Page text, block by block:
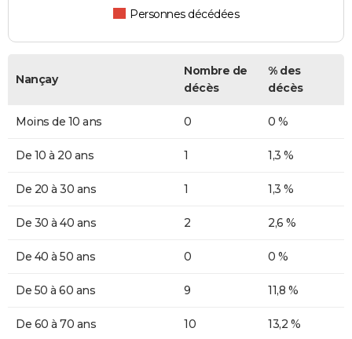
Personnes décédées
Nançay
Nombre de
décès
% des
décès
Moins de 10 ans 0 0 %
De 10 à 20 ans 1 1,3 %
De 20 à 30 ans 1 1,3 %
De 30 à 40 ans 2 2,6 %
De 40 à 50 ans 0 0 %
De 50 à 60 ans 9 11,8 %
De 60 à 70 ans 10 13,2 %